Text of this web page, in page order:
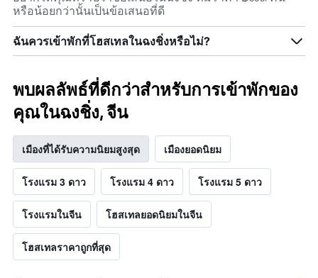
หรือน้อยกว่านั้นเป็นข้อเสนอที่ดี
ฉันควรเข้าพักที่โฮสเทลในฉงชิ่งหรือไม่?
พบผลลัพธ์ที่ดีกว่าสำหรับการเข้าพักของ
คุณในฉงชิ่ง, จีน
เมืองที่ได้รับความนิยมสูงสุด เมืองยอดนิยม
โรงแรม 3 ดาว โรงแรม 4 ดาว โรงแรม 5 ดาว
โรงแรมในจีน โฮสเทลยอดนิยมในจีน
โฮสเทลราคาถูกที่สุด